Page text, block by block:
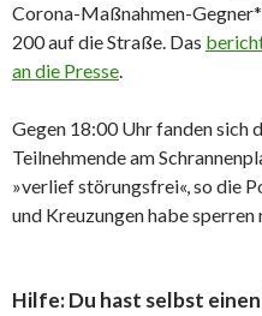
Corona-Maßnahmen-
200 auf die Straße. Das
an die Presse.
Gegen 18:00 Uhr fanden sich
Teilnehmende am
»verlief störungsfrei«, so die
und Kreuzungen habe sperren
Hilfe: Du hast selbst